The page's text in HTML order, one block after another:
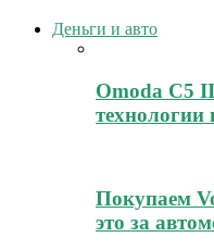
Деньги и авто
Omoda C5
технологии
Покупаем
это за